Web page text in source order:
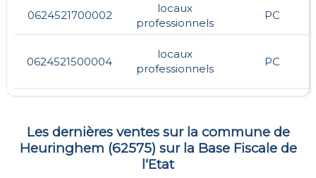
0624521700002
locaux
professionnels
PC
0624521500004
locaux
professionnels
PC
Les dernières ventes sur la commune de
Heuringhem (62575) sur la Base Fiscale de
l‘Etat